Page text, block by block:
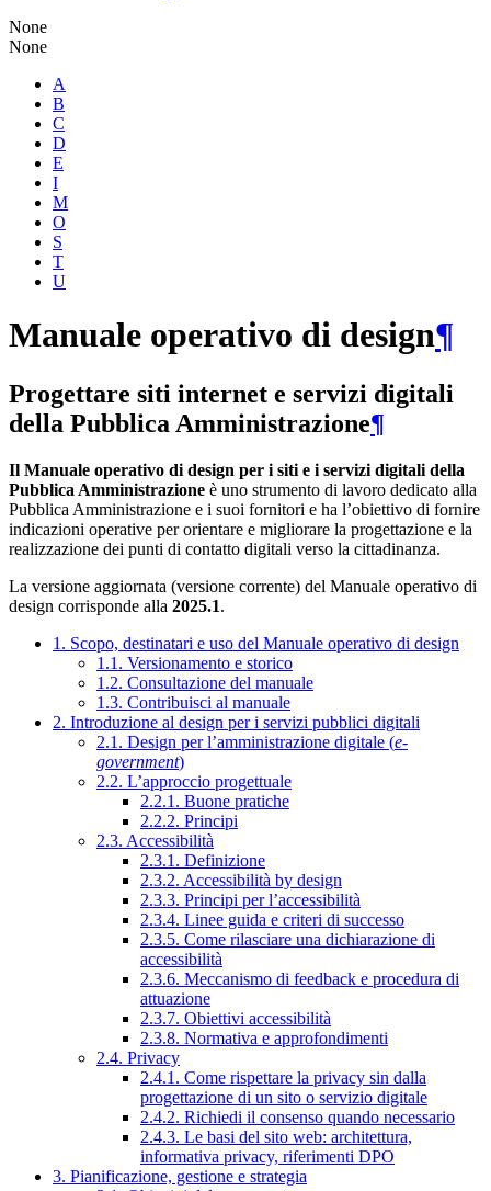
None
None
A
B
C
D
E
I
M
O
S
T
U
Manuale operativo di design¶
Progettare siti internet e servizi digitali
della Pubblica Amministrazione¶
Il Manuale operativo di design per i siti e i servizi digitali della
Pubblica Amministrazione è uno strumento di lavoro dedicato alla
Pubblica Amministrazione e i suoi fornitori e ha l’obiettivo di fornire
indicazioni operative per orientare e migliorare la progettazione e la
realizzazione dei punti di contatto digitali verso la cittadinanza.
La versione aggiornata (versione corrente) del Manuale operativo di
design corrisponde alla 2025.1.
1. Scopo, destinatari e uso del Manuale operativo di design
1.1. Versionamento e storico
1.2. Consultazione del manuale
1.3. Contribuisci al manuale
2. Introduzione al design per i servizi pubblici digitali
2.1. Design per l’amministrazione digitale (e-
government)
2.2. L’approccio progettuale
2.2.1. Buone pratiche
2.2.2. Principi
2.3. Accessibilità
2.3.1. Definizione
2.3.2. Accessibilità by design
2.3.3. Principi per l’accessibilità
2.3.4. Linee guida e criteri di successo
2.3.5. Come rilasciare una dichiarazione di
accessibilità
2.3.6. Meccanismo di feedback e procedura di
attuazione
2.3.7. Obiettivi accessibilità
2.3.8. Normativa e approfondimenti
2.4. Privacy
2.4.1. Come rispettare la privacy sin dalla
progettazione di un sito o servizio digitale
2.4.2. Richiedi il consenso quando necessario
2.4.3. Le basi del sito web: architettura,
informativa privacy, riferimenti DPO
3. Pianificazione, gestione e strategia